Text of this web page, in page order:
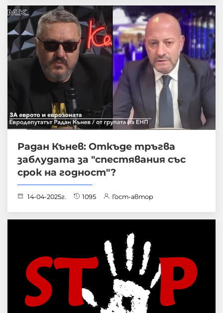
Радан Кънев: Откъде тръгва
заблудата за "спестявания със
срок на годност"?
14-04-2025г. 1095 Гост-автор